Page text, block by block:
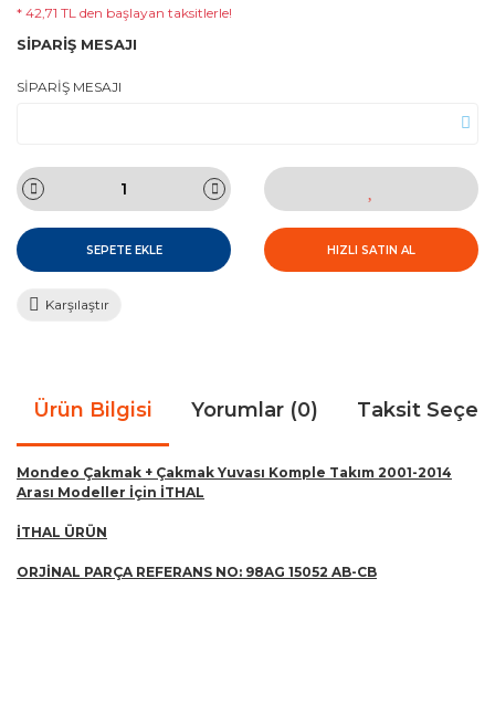
* 42,71 TL den başlayan taksitlerle!
SİPARİŞ MESAJI
SİPARİŞ MESAJI
SEPETE EKLE HIZLI SATIN AL
Karşılaştır
Ürün Bilgisi Yorumlar (0) Taksit
Mondeo Çakmak + Çakmak Yuvası Komple Takım 2001-2014
Arası Modeller İçin İTHAL
İTHAL ÜRÜN
ORJİNAL PARÇA REFERANS NO: 98AG 15052 AB-CB